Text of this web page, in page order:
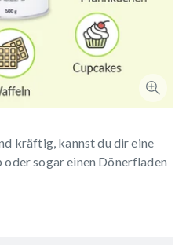
kräftig, kannst du dir eine
oder sogar einen Dönerfladen